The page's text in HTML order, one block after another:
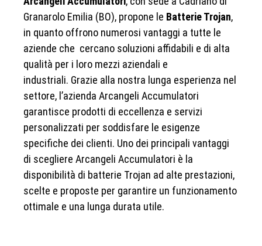
Granarolo Emilia (BO), propone le Batterie Trojan,
in quanto offrono numerosi vantaggi a tutte le
aziende che cercano soluzioni affidabili e di alta
qualità per i loro mezzi aziendali e
industriali. Grazie alla nostra lunga esperienza nel
settore, l’azienda Arcangeli Accumulatori
garantisce prodotti di eccellenza e servizi
personalizzati per soddisfare le esigenze
specifiche dei clienti. Uno dei principali vantaggi
di scegliere Arcangeli Accumulatori è la
disponibilità di batterie Trojan ad alte prestazioni,
scelte e proposte per garantire un funzionamento
ottimale e una lunga durata utile.